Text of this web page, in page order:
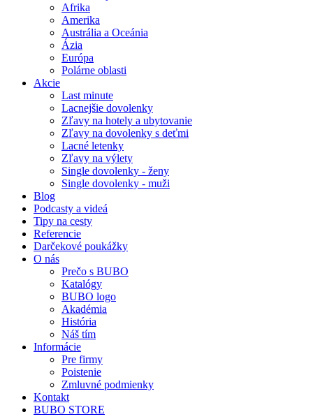
Afrika
Amerika
Austrália a Oceánia
Ázia
Európa
Polárne oblasti
Akcie
Last minute
Lacnejšie dovolenky
Zľavy na hotely a ubytovanie
Zľavy na dovolenky s deťmi
Lacné letenky
Zľavy na výlety
Single dovolenky - ženy
Single dovolenky - muži
Blog
Podcasty a videá
Tipy na cesty
Referencie
Darčekové poukážky
O nás
Prečo s BUBO
Katalógy
BUBO logo
Akadémia
História
Náš tím
Informácie
Pre firmy
Poistenie
Zmluvné podmienky
Kontakt
BUBO STORE